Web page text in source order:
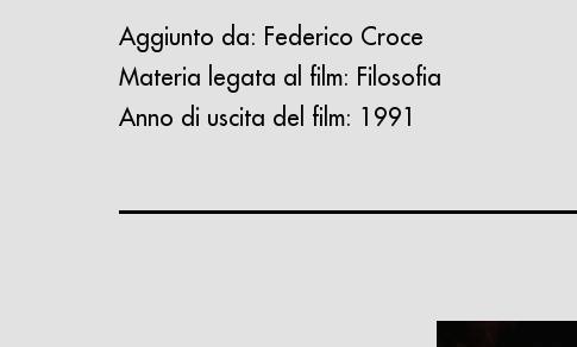
Aggiunto da: Federico Croce
Materia legata al film: Filosofia
Anno di uscita del film: 1991